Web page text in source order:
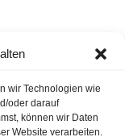
wir Technologien wie
oder darauf
können wir Daten
Website verarbeiten.